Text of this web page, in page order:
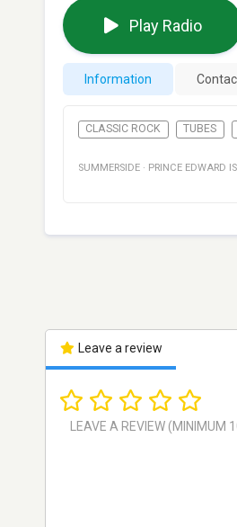
Play Radio
Information
CLASSIC ROCK TUBES
SUMMERSIDE · PRINCE EDWARD
Leave a review